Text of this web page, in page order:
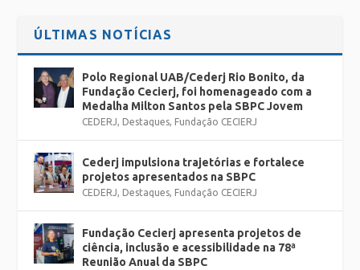
ÚLTIMAS NOTÍCIAS
Polo Regional UAB/Cederj Rio Bonito, da
Fundação Cecierj, foi homenageado com a
Medalha Milton Santos pela SBPC Jovem
CEDERJ, Destaques, Fundação CECIERJ
Cederj impulsiona trajetórias e fortalece
projetos apresentados na SBPC
CEDERJ, Destaques, Fundação CECIERJ
Fundação Cecierj apresenta projetos de
ciência, inclusão e acessibilidade na 78ª
Reunião Anual da SBPC